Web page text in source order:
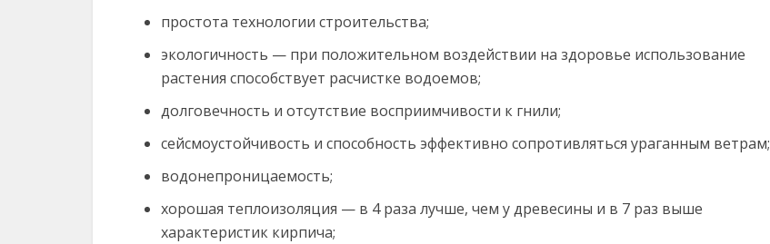
простота технологии строительства;
экологичность — при положительном воздействии на здоровье использование
растения способствует расчистке водоемов;
долговечность и отсутствие восприимчивости к гнили;
сейсмоустойчивость и способность эффективно сопротивляться ураганным ветрам;
водонепроницаемость;
хорошая теплоизоляция — в 4 раза лучше, чем у древесины и в 7 раз выше
характеристик кирпича;